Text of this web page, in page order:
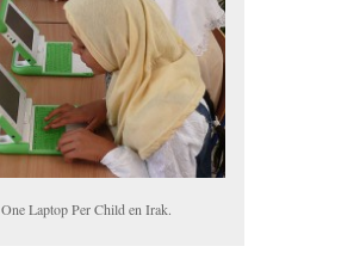
One Laptop Per Child en Irak.